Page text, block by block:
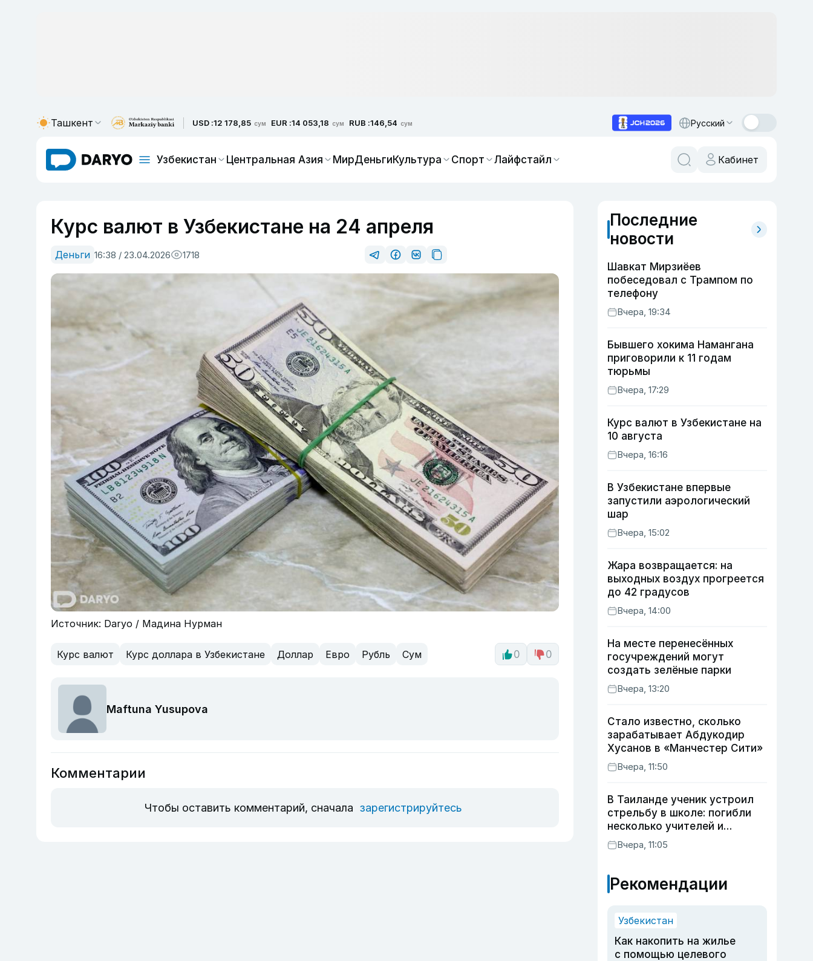
Ташкент USD :12 178,85 сум EUR :14 053,18 сум RUB :146,54 сум Русский
Узбекистан Центральная Азия МирДеньгиКультура Спорт Лайфстайл Кабинет
Курс валют в Узбекистане на 24 апреля
Деньги 16:38 / 23.04.2026 1718
Источник: Daryo / Мадина Нурман
Курс валют Курс доллара в Узбекистане Доллар Евро Рубль Сум 0 0
Maftuna Yusupova
Комментарии
Чтобы оставить комментарий, сначала зарегистрируйтесь
Последние
новости
Шавкат Мирзиёев
побеседовал с Трампом по
телефону
Вчера, 19:34
Бывшего хокима Намангана
приговорили к 11 годам
тюрьмы
Вчера, 17:29
Курс валют в Узбекистане на
10 августа
Вчера, 16:16
В Узбекистане впервые
запустили аэрологический
шар
Вчера, 15:02
Жара возвращается: на
выходных воздух прогреется
до 42 градусов
Вчера, 14:00
На месте перенесённых
госучреждений могут
создать зелёные парки
Вчера, 13:20
Стало известно, сколько
зарабатывает Абдукодир
Хусанов в «Манчестер Сити»
Вчера, 11:50
В Таиланде ученик устроил
стрельбу в школе: погибли
несколько учителей и
учащихся
Вчера, 11:05
Рекомендации
Узбекистан
Как накопить на жилье
с помощью целевого